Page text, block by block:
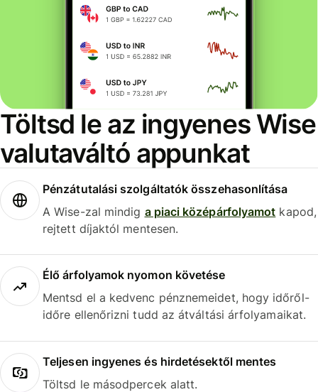
Töltsd le az ingyenes Wise
valutaváltó appunkat
Pénzátutalási szolgáltatók összehasonlítása
A Wise-zal mindig a piaci középárfolyamot kapod,
rejtett díjaktól mentesen.
Élő árfolyamok nyomon követése
Mentsd el a kedvenc pénznemeidet, hogy időről-
időre ellenőrizni tudd az átváltási árfolyamaikat.
Teljesen ingyenes és hirdetésektől mentes
Töltsd le másodpercek alatt.